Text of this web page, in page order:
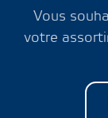
Vous
votre